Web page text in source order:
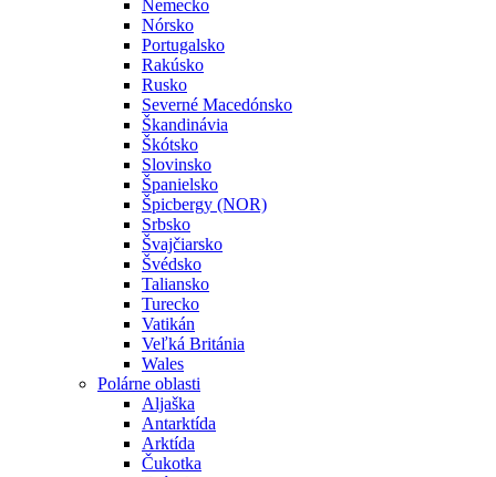
Nemecko
Nórsko
Portugalsko
Rakúsko
Rusko
Severné Macedónsko
Škandinávia
Škótsko
Slovinsko
Španielsko
Špicbergy (NOR)
Srbsko
Švajčiarsko
Švédsko
Taliansko
Turecko
Vatikán
Veľká Británia
Wales
Polárne oblasti
Aljaška
Antarktída
Arktída
Čukotka